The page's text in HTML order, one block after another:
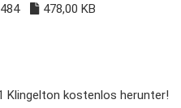
484 478,00 KB
Klingelton kostenlos herunter!